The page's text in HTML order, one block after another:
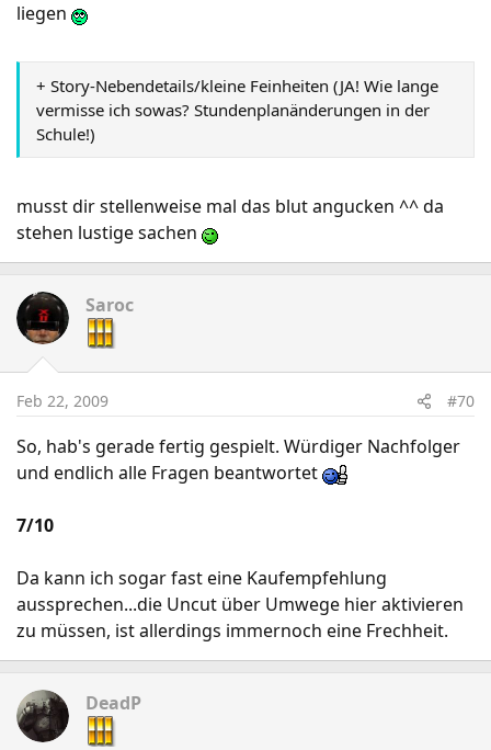
liegen
+ Story-Nebendetails/kleine Feinheiten (JA! Wie lange
vermisse ich sowas? Stundenplanänderungen in der
Schule!)
musst dir stellenweise mal das blut angucken ^^ da
stehen lustige sachen
Saroc
Feb 22, 2009 #70
So, hab's gerade fertig gespielt. Würdiger Nachfolger
und endlich alle Fragen beantwortet
7/10
Da kann ich sogar fast eine Kaufempfehlung
aussprechen...die Uncut über Umwege hier aktivieren
zu müssen, ist allerdings immernoch eine Frechheit.
DeadP